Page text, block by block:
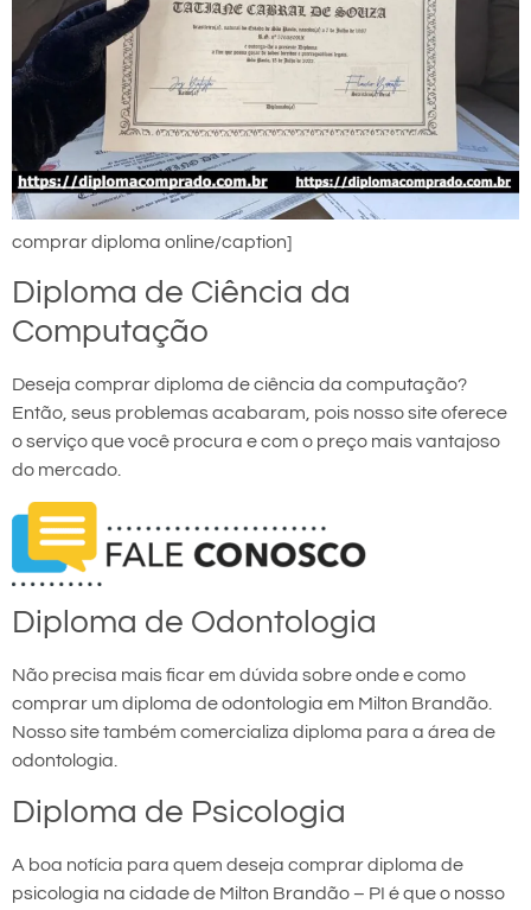
comprar diploma online/caption]
Diploma de Ciência da
Computação
Deseja comprar diploma de ciência da computação?
Então, seus problemas acabaram, pois nosso site oferece
o serviço que você procura e com o preço mais vantajoso
do mercado.
Diploma de Odontologia
Não precisa mais ficar em dúvida sobre onde e como
comprar um diploma de odontologia em Milton Brandão.
Nosso site também comercializa diploma para a área de
odontologia.
Diploma de Psicologia
A boa notícia para quem deseja comprar diploma de
psicologia na cidade de Milton Brandão – PI é que o nosso